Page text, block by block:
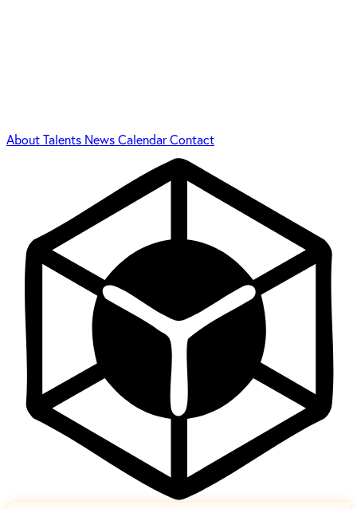
AboutTalents NewsCalendarContact